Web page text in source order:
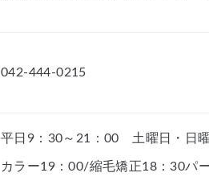
042-444-0215
平日9：30～21：00 土曜日・日
カラー19：00/縮毛矯正18：30パ